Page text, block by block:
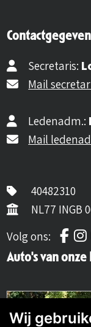
Secretaris:
Mail
Ledenadm.:
Mail
40482310
NL77 INGB
Volg ons:
Auto's van onze
Wij